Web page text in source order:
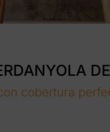
cobertura